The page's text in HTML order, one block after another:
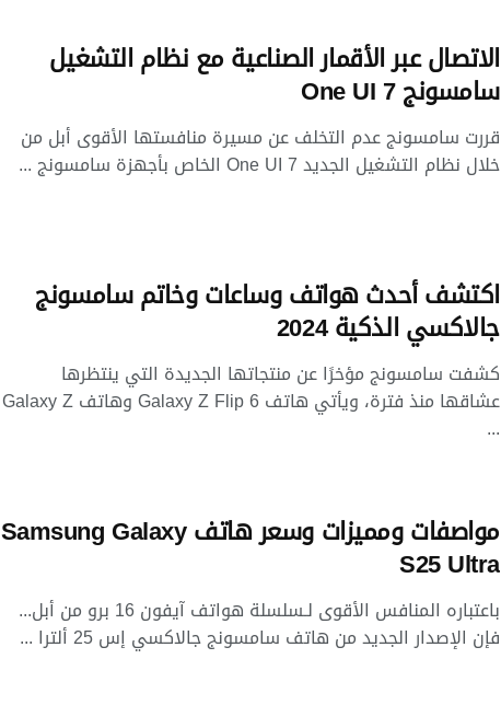
الاتصال عبر الأقمار الصناعية مع نظام التشغيل
سامسونج One UI 7
قررت سامسونج عدم التخلف عن مسيرة منافستها الأقوى أبل من
خلال نظام التشغيل الجديد One UI 7 الخاص بأجهزة سامسونج ...
اكتشف أحدث هواتف وساعات وخاتم سامسونج
جالاكسي الذكية 2024
كشفت سامسونج مؤخرًا عن منتجاتها الجديدة التي ينتظرها
عشاقها منذ فترة، ويأتي هاتف Galaxy Z Flip 6 وهاتف Galaxy Z
...
مواصفات ومميزات وسعر هاتف Samsung Galaxy
S25 Ultra
باعتباره المنافس الأقوى لـسلسلة هواتف آيفون 16 برو من أبل...
فإن الإصدار الجديد من هاتف سامسونج جالاكسي إس 25 ألترا ...